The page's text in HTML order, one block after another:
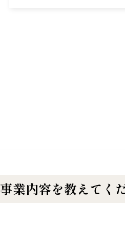
事業内容を教えてく